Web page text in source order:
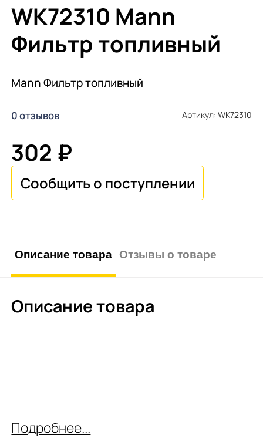
WK72310 Mann
Фильтр топливный
Mann Фильтр топливный
0 отзывов Артикул: WK72310
302 ₽
Описание товара Отзывы о товаре
Описание товара
Подробнее...